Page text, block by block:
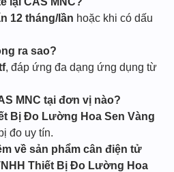
12 tháng/lần hoặc khi có dấu
ra sao?
, đáp ứng đa dạng ứng dụng từ
MNC tại đơn vị nào?
Bị Đo Lường Hoa Sen Vàng
đo uy tín.
về sản phẩm cân điện tử
Thiết Bị Đo Lường Hoa